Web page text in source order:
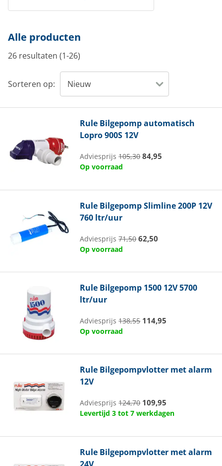
Alle producten
26 resultaten (1-26)
Sorteren op:
Rule Bilgepomp automatisch
Lopro 900S 12V
Adviesprijs105,30 84,95
Op voorraad
Rule Bilgepomp Slimline 200P 12V
760 ltr/uur
Adviesprijs71,50 62,50
Op voorraad
Rule Bilgepomp 1500 12V 5700
ltr/uur
Adviesprijs138,55 114,95
Op voorraad
Rule Bilgepompvlotter met alarm
12V
Adviesprijs124,70 109,95
Levertijd 3 tot 7 werkdagen
Rule Bilgepompvlotter met alarm